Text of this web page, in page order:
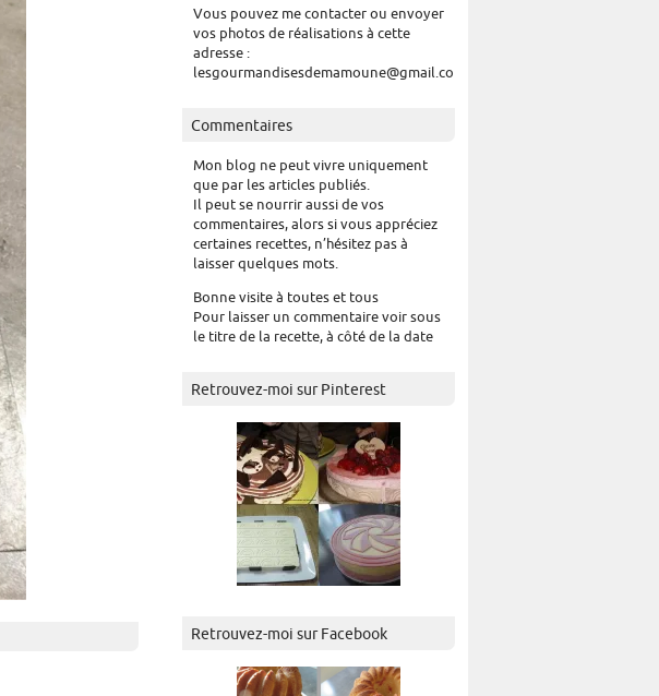
Vous pouvez me contacter ou envoyer
vos photos de réalisations à cette
adresse :
lesgourmandisesdemamoune@gmail.com
Commentaires
Mon blog ne peut vivre uniquement
que par les articles publiés.
Il peut se nourrir aussi de vos
commentaires, alors si vous appréciez
certaines recettes, n’hésitez pas à
laisser quelques mots.
Bonne visite à toutes et tous
Pour laisser un commentaire voir sous
le titre de la recette, à côté de la date
Retrouvez-moi sur Pinterest
Retrouvez-moi sur Facebook